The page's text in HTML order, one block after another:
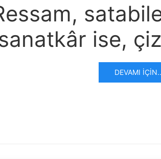
ise,
DEVAMI İÇIN..